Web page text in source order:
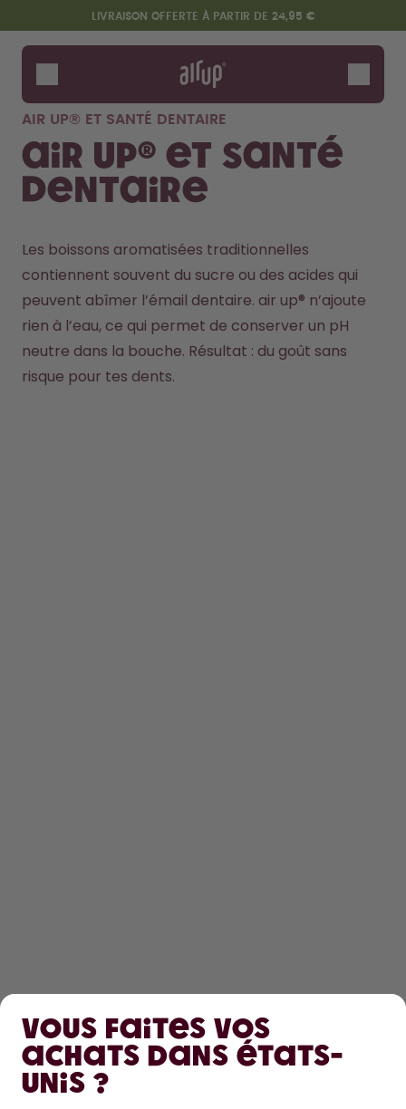
Aller au contenu principal
Déclaration d'accessibilitéLIVRAISON OFFERTE À PARTIR DE 24,95 €
Gourdes
Arômes
Accessoires
Starter Sets
Design Edition:
createdbygabe × air up®
Dis bonjour au "O"
AIR UP® ET SANTÉ DENTAIRE
air up® et santé
dentaire
Les boissons aromatisées traditionnelles
contiennent souvent du sucre ou des acides qui
peuvent abîmer l’émail dentaire. air up® n’ajoute
rien à l’eau, ce qui permet de conserver un pH
neutre dans la bouche. Résultat : du goût sans
risque pour tes dents.
EN SAVOIR PLUS
AIDE
Vous faites vos
achats dans États-
Unis ?